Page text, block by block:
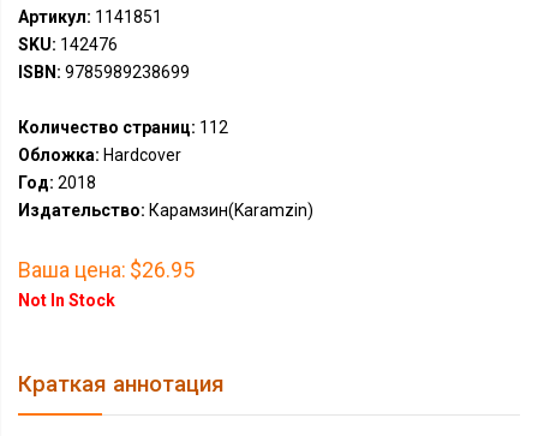
Артикул: 1141851
SKU: 142476
ISBN: 9785989238699
Количество страниц: 112
Обложка: Hardcover
Год: 2018
Издательство: Карамзин(Karamzin)
Ваша цена: $26.95
Not In Stock
Краткая аннотация